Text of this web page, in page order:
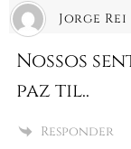
Jorge Rei
Nossos
paz til..
Responder